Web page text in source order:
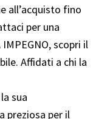
all’acquisto fino
per una
scopri il
Affidati a chi la
sua
preziosa per il